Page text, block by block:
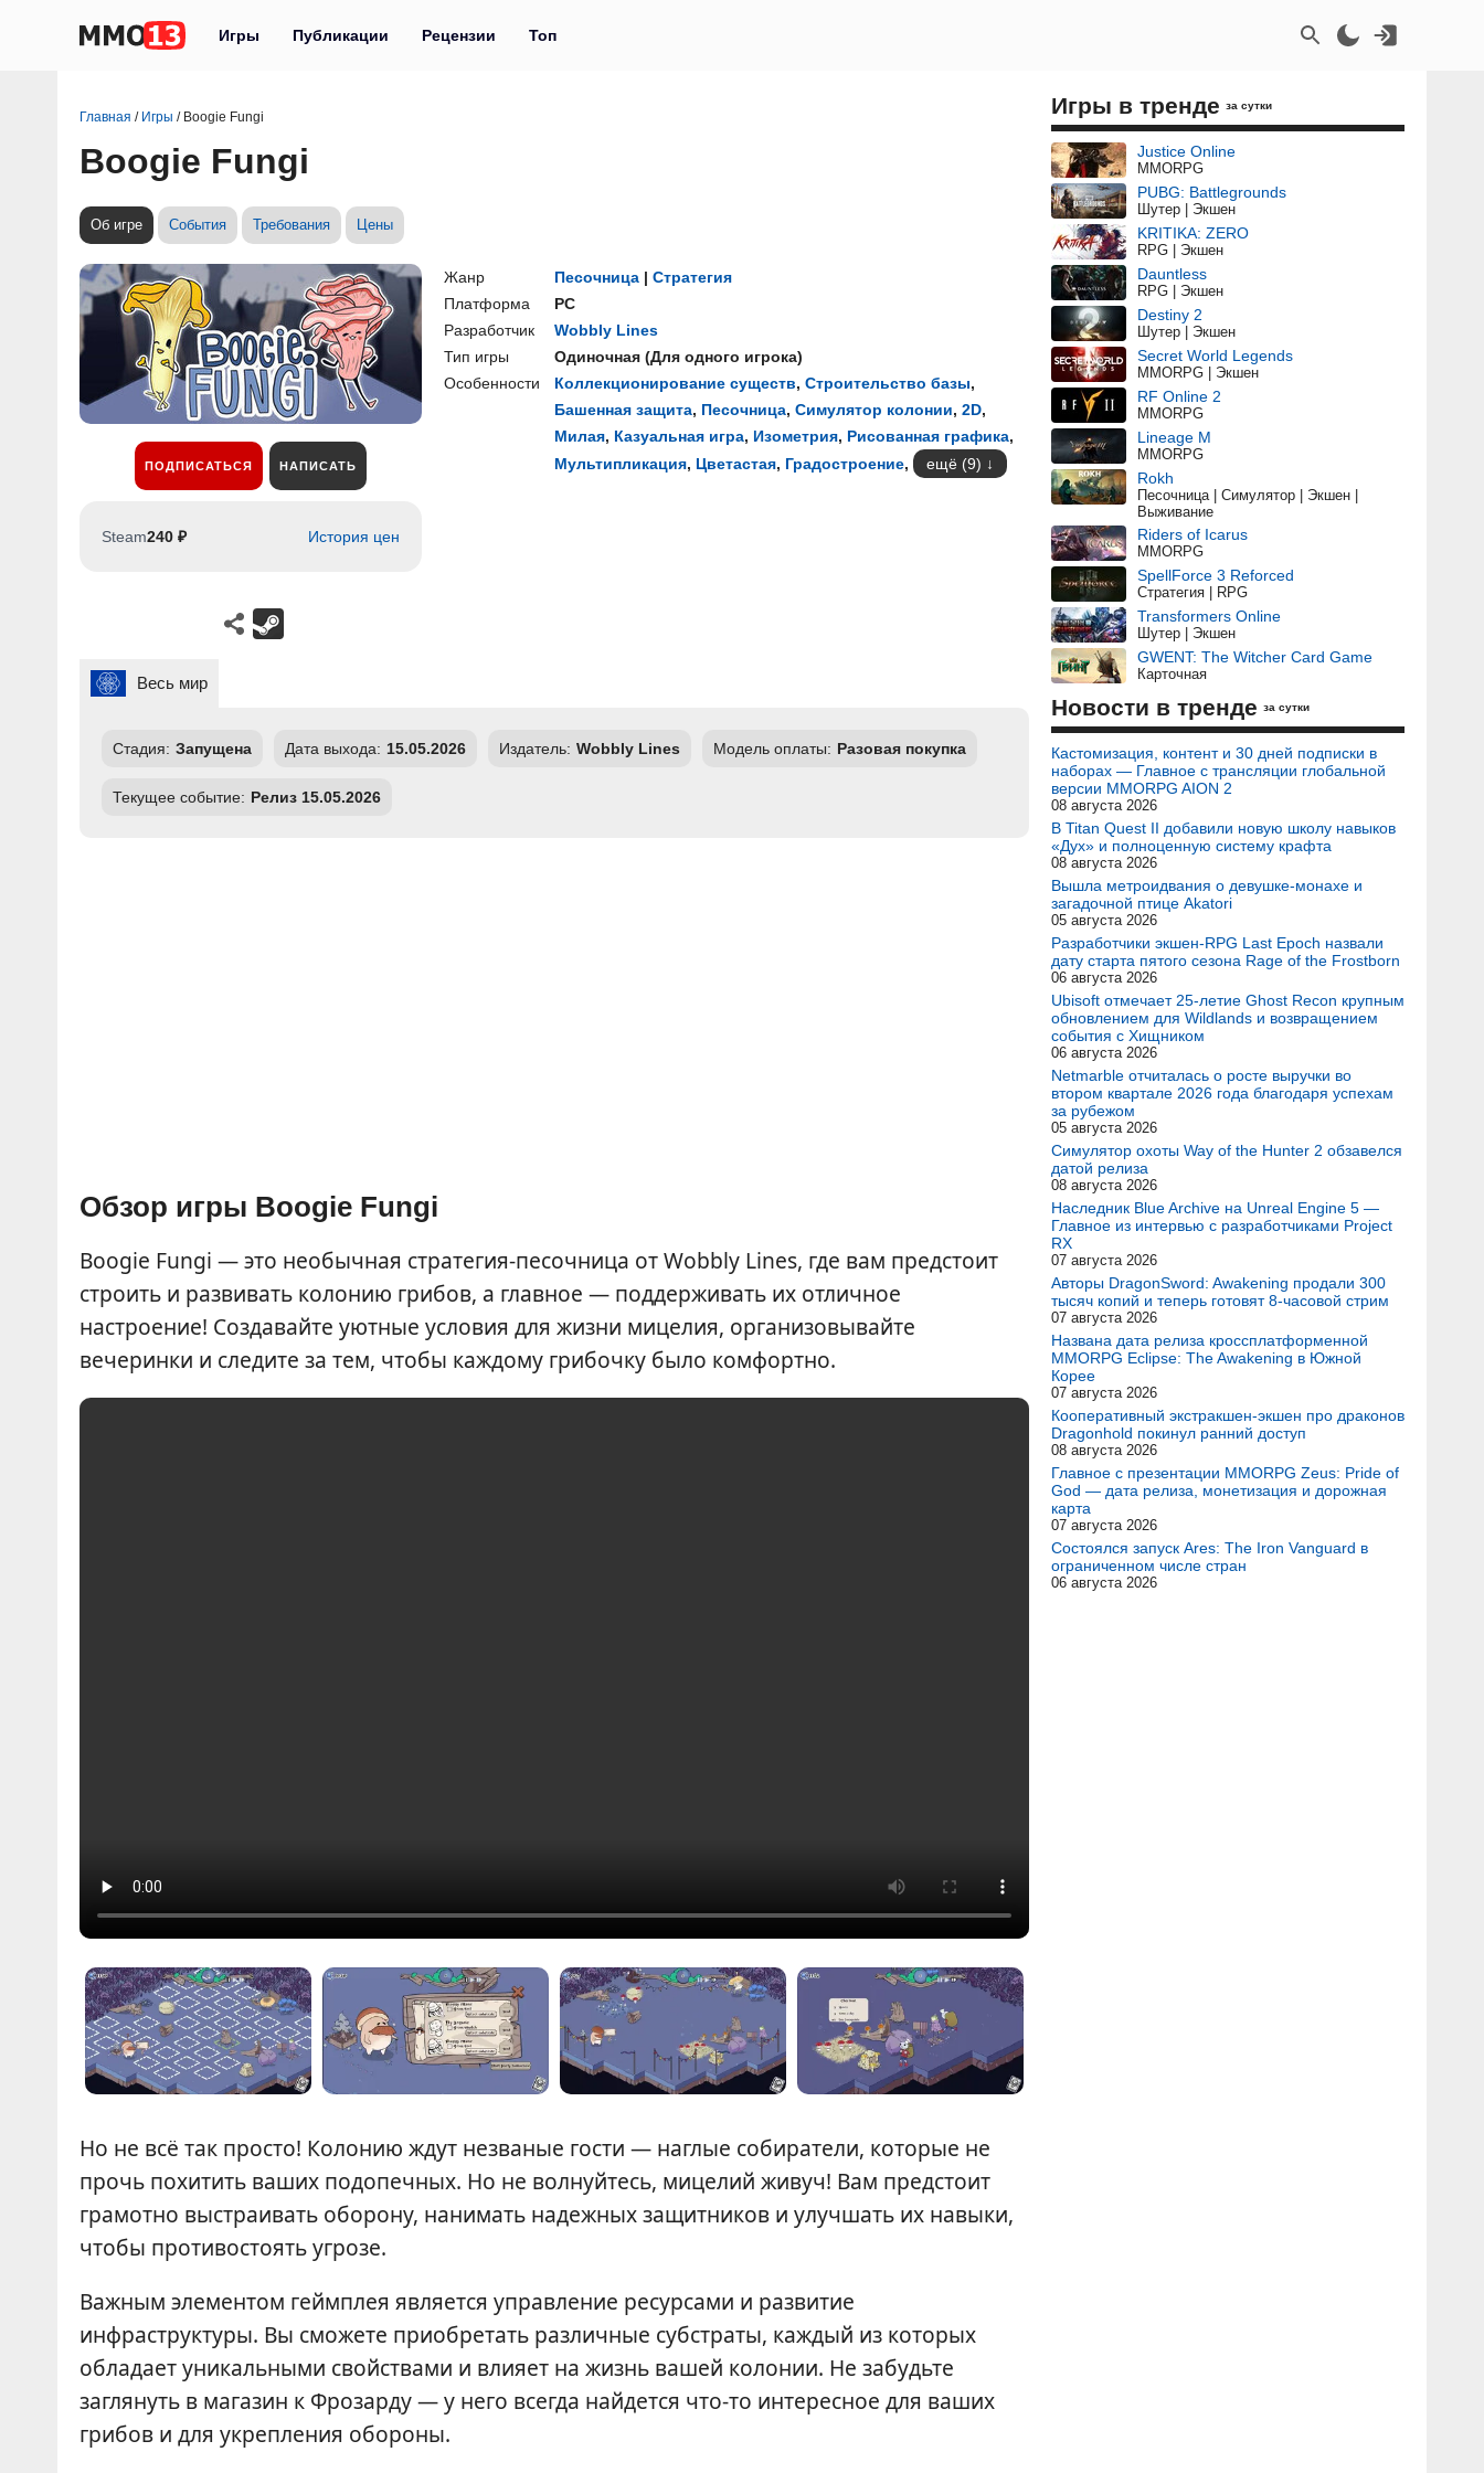
Игры Публикации Рецензии Топ
Главная / Игры / Boogie Fungi
Boogie Fungi
Об игре События Требования Цены
ПОДПИСАТЬСЯ НАПИСАТЬ
Steam240 ₽ История цен
Жанр Песочница | Стратегия
Платформа
PC
Разработчик
Wobbly Lines
Тип игры
Одиночная (Для одного игрока)
Особенности
Коллекционирование существ, Строительство базы,
Башенная защита, Песочница, Симулятор колонии, 2D,
Милая, Казуальная игра, Изометрия, Рисованная графика,
Мультипликация, Цветастая, Градостроение, ещё (9)
Весь мир
Стадия: Запущена Дата выхода: 15.05.2026 Издатель: Wobbly Lines Модель оплаты: Разовая покупка
Текущее событие: Релиз 15.05.2026
Обзор игры Boogie Fungi
Boogie Fungi — это необычная стратегия-песочница от Wobbly Lines, где вам предстоит
строить и развивать колонию грибов, а главное — поддерживать их отличное
настроение! Создавайте уютные условия для жизни мицелия, организовывайте
вечеринки и следите за тем, чтобы каждому грибочку было комфортно.
Но не всё так просто! Колонию ждут незваные гости — наглые собиратели, которые не
прочь похитить ваших подопечных. Но не волнуйтесь, мицелий живуч! Вам предстоит
грамотно выстраивать оборону, нанимать надежных защитников и улучшать их навыки,
чтобы противостоять угрозе.
Важным элементом геймплея является управление ресурсами и развитие
инфраструктуры. Вы сможете приобретать различные субстраты, каждый из которых
обладает уникальными свойствами и влияет на жизнь вашей колонии. Не забудьте
заглянуть в магазин к Фрозарду — у него всегда найдется что-то интересное для ваших
грибов и для укрепления обороны.
Игры в тренде за сутки
Justice Online
MMORPG
PUBG: Battlegrounds
Шутер | Экшен
KRITIKA: ZERO
RPG | Экшен
Dauntless
RPG | Экшен
Destiny 2
Шутер | Экшен
Secret World Legends
MMORPG | Экшен
RF Online 2
MMORPG
Lineage M
MMORPG
Rokh
Песочница | Симулятор | Экшен |
Выживание
Riders of Icarus
MMORPG
SpellForce 3 Reforced
Стратегия | RPG
Transformers Online
Шутер | Экшен
GWENT: The Witcher Card Game
Карточная
Новости в тренде за сутки
Кастомизация, контент и 30 дней подписки в
наборах — Главное с трансляции глобальной
версии MMORPG AION 2
08 августа 2026
В Titan Quest II добавили новую школу навыков
«Дух» и полноценную систему крафта
08 августа 2026
Вышла метроидвания о девушке-монахе и
загадочной птице Akatori
05 августа 2026
Разработчики экшен-RPG Last Epoch назвали
дату старта пятого сезона Rage of the Frostborn
06 августа 2026
Ubisoft отмечает 25-летие Ghost Recon крупным
обновлением для Wildlands и возвращением
события с Хищником
06 августа 2026
Netmarble отчиталась о росте выручки во
втором квартале 2026 года благодаря успехам
за рубежом
05 августа 2026
Симулятор охоты Way of the Hunter 2 обзавелся
датой релиза
08 августа 2026
Наследник Blue Archive на Unreal Engine 5 —
Главное из интервью с разработчиками Project
RX
07 августа 2026
Авторы DragonSword: Awakening продали 300
тысяч копий и теперь готовят 8-часовой стрим
07 августа 2026
Названа дата релиза кроссплатформенной
MMORPG Eclipse: The Awakening в Южной
Корее
07 августа 2026
Кооперативный экстракшен-экшен про драконов
Dragonhold покинул ранний доступ
08 августа 2026
Главное с презентации MMORPG Zeus: Pride of
God — дата релиза, монетизация и дорожная
карта
07 августа 2026
Состоялся запуск Ares: The Iron Vanguard в
ограниченном числе стран
06 августа 2026